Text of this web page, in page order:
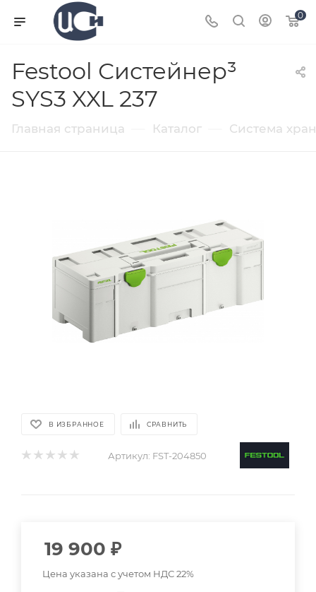
0
Festool Систейнер³
SYS3 XXL 237
Главная страница Каталог Система
В ИЗБРАННОЕ СРАВНИТЬ
Артикул: FST-204850
19 900 ₽
Цена указана с учетом НДС 22%